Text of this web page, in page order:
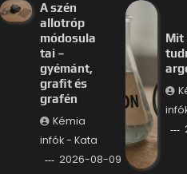
A szén
allotróp
módosula
tai –
gyémánt,
grafit és
grafén
Kémia
infók - Kata
2026-08-09
Mit